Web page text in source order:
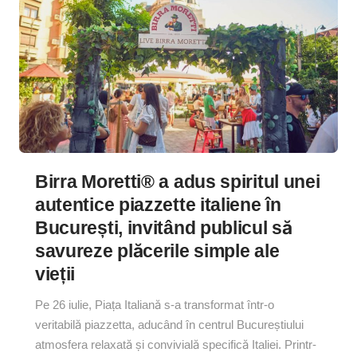
Birra Moretti® a adus spiritul unei
autentice piazzette italiene în
București, invitând publicul să
savureze plăcerile simple ale
vieții
Pe 26 iulie, Piața Italiană s-a transformat într-o
veritabilă piazzetta, aducând în centrul Bucureștiului
atmosfera relaxată și convivială specifică Italiei. Printr-